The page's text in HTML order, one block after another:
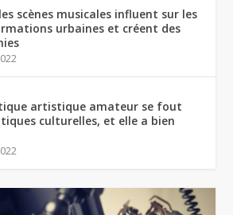
scènes musicales influent sur les
urbaines et créent des
artistique amateur se fout
culturelles, et elle a bien